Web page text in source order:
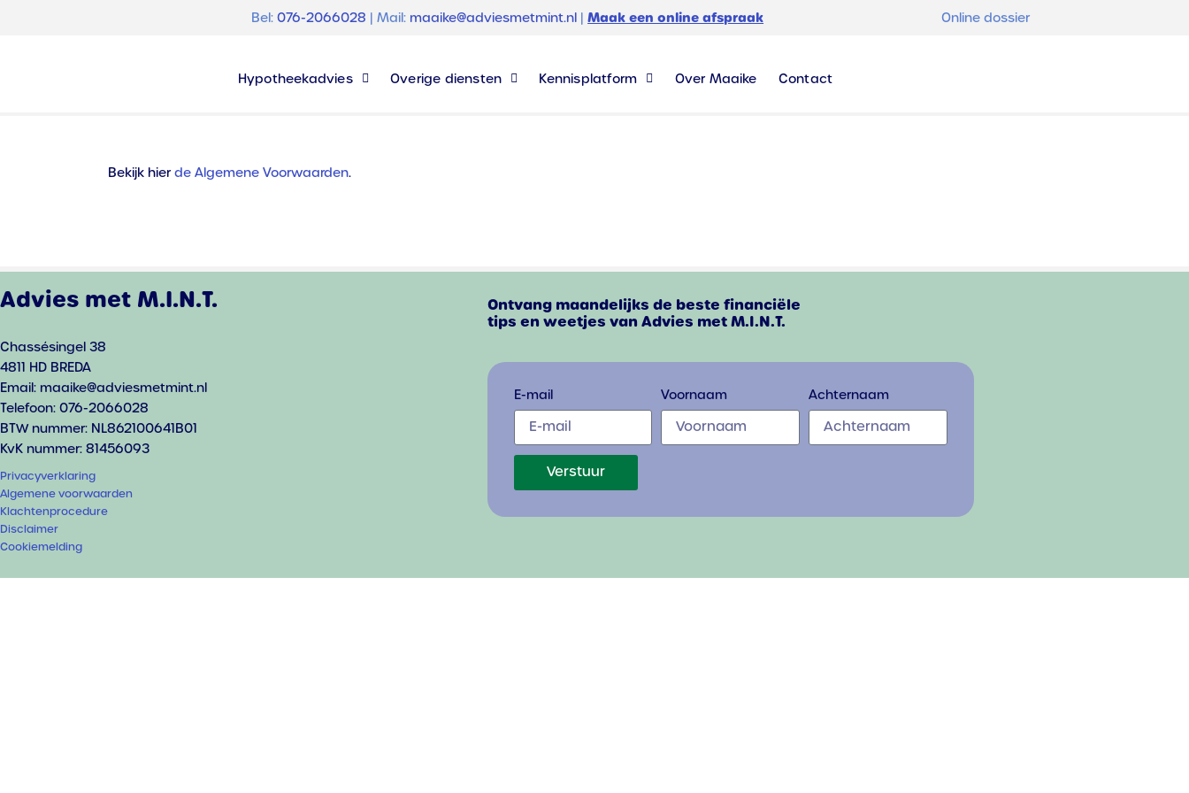
Bel:076-2066028 | Mail: maaike@adviesmetmint.nl |Maak een online afspraak Online dossier
Hypotheekadvies Overige diensten Kennisplatform Over Maaike Contact
Bekijk hierde Algemene Voorwaarden.
Advies met M.I.N.T.
Chassésingel 38
4811 HD BREDA
Email: maaike@adviesmetmint.nl
Telefoon: 076-2066028
BTW nummer: NL862100641B01
KvK nummer: 81456093
Privacyverklaring
Algemene voorwaarden
Klachtenprocedure
Disclaimer
Cookiemelding
Ontvang maandelijks de beste financiële
tips en weetjes van Advies met M.I.N.T.
E-mail Voornaam Achternaam
Verstuur